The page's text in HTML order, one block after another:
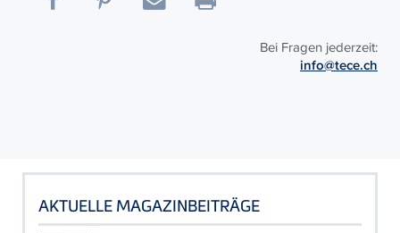
Bei Fragen jederzeit:
info@tece.ch
AKTUELLE MAGAZINBEITRÄGE